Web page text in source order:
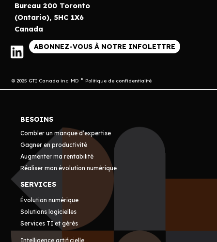
Bureau 200 Toronto
(Ontario), 5HC 1X6
Canada
ABONNEZ-VOUS À NOTRE INFOLETTRE
© 2025 GTI Canada inc. MD Politique de confidentialité
BESOINS
Combler un manque d’expertise
Gagner en productivité
Augmenter ma rentabilité
Réaliser mon évolution numérique
SERVICES
Évolution numérique
Solutions logicielles
Services TI et gérés
Intelligence artificielle